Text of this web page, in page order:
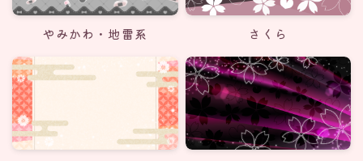
やみかわ・地雷系 さくら